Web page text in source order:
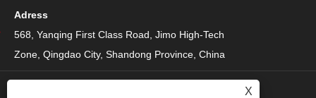
Adress
568, Yanqing First Class Road, Jimo High-Tech
Zone, Qingdao City, Shandong Province, China
X